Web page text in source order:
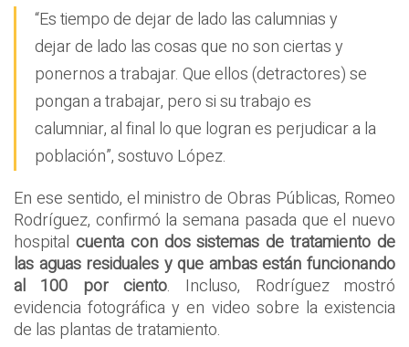
“Es tiempo de dejar de lado las calumnias y
dejar de lado las cosas que no son ciertas y
ponernos a trabajar. Que ellos (detractores) se
pongan a trabajar, pero si su trabajo es
calumniar, al final lo que logran es perjudicar a la
población”, sostuvo López.
En ese sentido, el ministro de Obras Públicas, Romeo
Rodríguez, confirmó la semana pasada que el nuevo
hospital cuenta con dos sistemas de tratamiento de
las aguas residuales y que ambas están funcionando
al 100 por ciento. Incluso, Rodríguez mostró
evidencia fotográfica y en video sobre la existencia
de las plantas de tratamiento.